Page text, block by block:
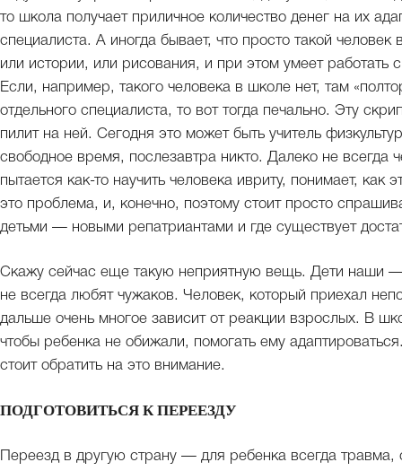
то школа получает приличное количество денег на их
специалиста. А иногда бывает, что просто такой
или истории, или рисования, и при этом умеет
Если, например, такого человека в школе нет, там
отдельного специалиста, то вот тогда печально. Эту
пилит на ней. Сегодня это может быть учитель
свободное время, послезавтра никто. Далеко не всегда
пытается как-то научить человека ивриту, понимает, как
это проблема, и, конечно, поэтому стоит просто
детьми — новыми репатриантами и где существует
Скажу сейчас еще такую неприятную вещь. Дети наши
не всегда любят чужаков. Человек, который приехал
дальше очень многое зависит от реакции взрослых. В
чтобы ребенка не обижали, помогать ему
стоит обратить на это внимание.
ПОДГОТОВИТЬСЯ К ПЕРЕЕЗДУ
Переезд в другую страну — для ребенка всегда